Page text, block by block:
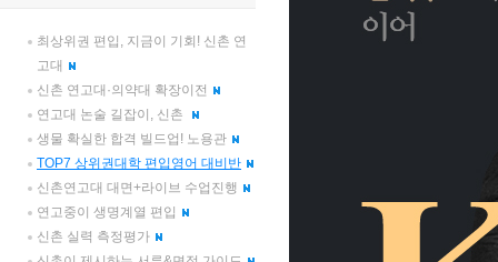
최상위권 편입, 지금이 기회! 신촌 연
고대
신촌 연고대·의약대 확장이전
연고대 논술 길잡이, 신촌
생물 확실한 합격 빌드업! 노용관
TOP7 상위권대학 편입영어 대비반
신촌연고대 대면+라이브 수업진행
연고중이 생명계열 편입
신촌 실력 측정평가